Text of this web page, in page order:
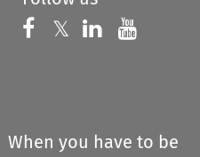
Follow us on
𝕏 Follow us on
Follow us
When you have to be